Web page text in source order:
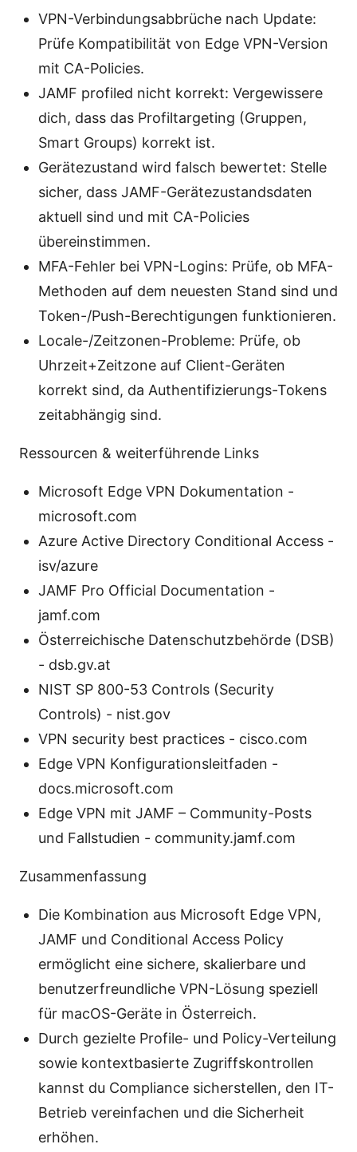
VPN-Verbindungsabbrüche nach Update:
Prüfe Kompatibilität von Edge VPN-Version
mit CA-Policies.
JAMF profiled nicht korrekt: Vergewissere
dich, dass das Profiltargeting (Gruppen,
Smart Groups) korrekt ist.
Gerätezustand wird falsch bewertet: Stelle
sicher, dass JAMF-Gerätezustandsdaten
aktuell sind und mit CA-Policies
übereinstimmen.
MFA-Fehler bei VPN-Logins: Prüfe, ob MFA-
Methoden auf dem neuesten Stand sind und
Token-/Push-Berechtigungen funktionieren.
Locale-/Zeitzonen-Probleme: Prüfe, ob
Uhrzeit+Zeitzone auf Client-Geräten
korrekt sind, da Authentifizierungs-Tokens
zeitabhängig sind.
Ressourcen & weiterführende Links
Microsoft Edge VPN Dokumentation -
microsoft.com
Azure Active Directory Conditional Access -
isv/azure
JAMF Pro Official Documentation -
jamf.com
Österreichische Datenschutzbehörde (DSB)
- dsb.gv.at
NIST SP 800-53 Controls (Security
Controls) - nist.gov
VPN security best practices - cisco.com
Edge VPN Konfigurationsleitfaden -
docs.microsoft.com
Edge VPN mit JAMF – Community-Posts
und Fallstudien - community.jamf.com
Zusammenfassung
Die Kombination aus Microsoft Edge VPN,
JAMF und Conditional Access Policy
ermöglicht eine sichere, skalierbare und
benutzerfreundliche VPN-Lösung speziell
für macOS-Geräte in Österreich.
Durch gezielte Profile- und Policy-Verteilung
sowie kontextbasierte Zugriffskontrollen
kannst du Compliance sicherstellen, den IT-
Betrieb vereinfachen und die Sicherheit
erhöhen.